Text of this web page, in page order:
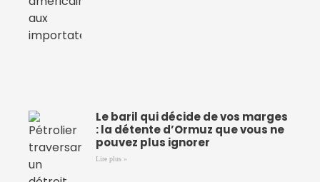
Le baril qui décide de vos marges
: la détente d’Ormuz que vous ne
pouvez plus ignorer
Lire plus »